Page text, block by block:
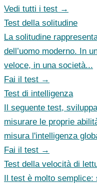
Vedi tutti i test →
Test della solitudine
La solitudine
dell’uomo moderno. In
veloce, in una società...
Fai il test →
Test di intelligenza
Il seguente test,
misurare le proprie
misura l'intelligenza
Fai il test →
Test della velocità di
Il test è molto